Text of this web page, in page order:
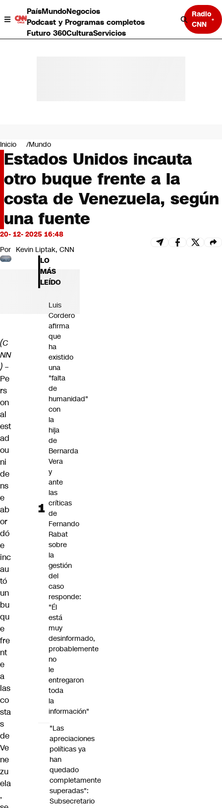
PaísMundoNegocios
Podcast y Programas completos
Futuro 360CulturaServicios
Radio
CNN
Negocios
Deportes
Programas completos
Cultura
Servicios
Bits
CNN tiempo
Futuro 360
Inicio Mundo
Estados Unidos incauta
otro buque frente a la
costa de Venezuela, según
una fuente
20- 12- 2025 16:48
Por Kevin Liptak, CNN
(C
NN
) –
Pe
rs
on
al
est
ad
ou
ni
de
ns
e
ab
or
dó
e
inc
au
tó
un
bu
qu
e
fre
nt
e
a
las
co
sta
s
de
Ve
ne
zu
ela
,
LO
MÁS
LEÍDO
Luis
Cordero
afirma
que
ha
existido
una
"falta
de
humanidad"
con
la
hija
de
Bernarda
Vera
y
ante
las
críticas
de
Fernando
Rabat
sobre
la
gestión
del
caso
responde:
"Él
está
muy
desinformado,
probablemente
no
le
entregaron
toda
la
información"
"Las
apreciaciones
políticas ya
han
quedado
completamente
superadas":
Subsecretario